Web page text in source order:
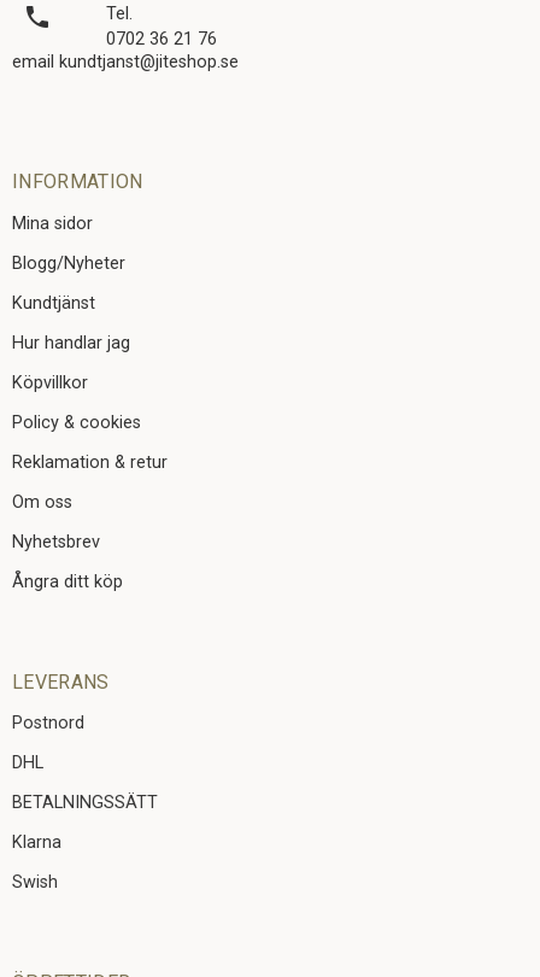
local_phone
Tel.
0702 36 21 76
email kundtjanst@jiteshop.se
INFORMATION
Mina sidor
Blogg/Nyheter
Kundtjänst
Hur handlar jag
Köpvillkor
Policy & cookies
Reklamation & retur
Om oss
Nyhetsbrev
Ångra ditt köp
LEVERANS
Postnord
DHL
BETALNINGSSÄTT
Klarna
Swish